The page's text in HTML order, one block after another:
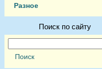
Разное
Поиск по сайту